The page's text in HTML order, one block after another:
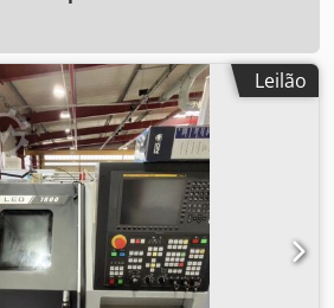
Leilão